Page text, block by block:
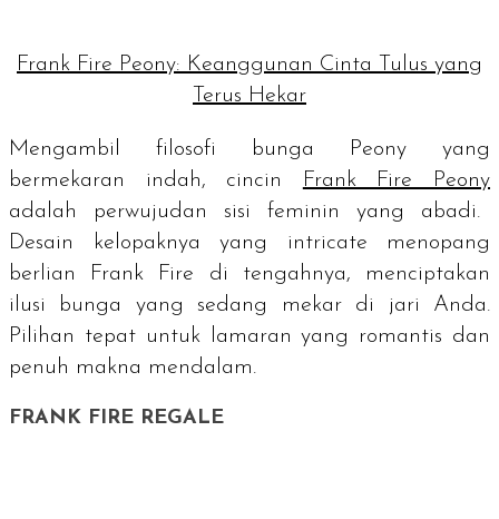
Frank Fire Peony: Keanggunan Cinta Tulus yang
Terus Hekar
Mengambil filosofi bunga Peony yang
bermekaran indah, cincin
Frank Fire Peony
adalah perwujudan sisi feminin yang abadi.
Desain kelopaknya yang intricate menopang
berlian Frank Fire di tengahnya, menciptakan
ilusi bunga yang sedang mekar di jari Anda.
Pilihan tepat untuk lamaran yang romantis dan
penuh makna mendalam.
FRANK FIRE REGALE